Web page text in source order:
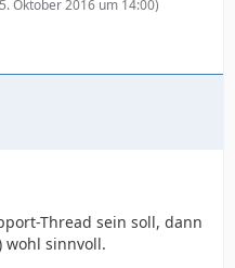
Oktober 2016 um 14:00)
Thread sein soll, dann
wohl sinnvoll.